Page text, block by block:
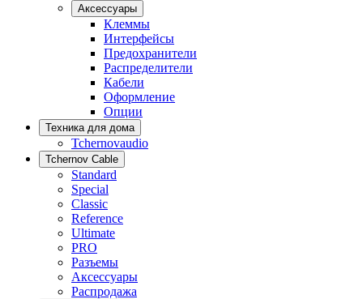
Аксессуары
Клеммы
Интерфейсы
Предохранители
Распределители
Кабели
Оформление
Опции
Техника для дома
Tchernovaudio
Tchernov Cable
Standard
Special
Classic
Reference
Ultimate
PRO
Разъемы
Аксессуары
Распродажа